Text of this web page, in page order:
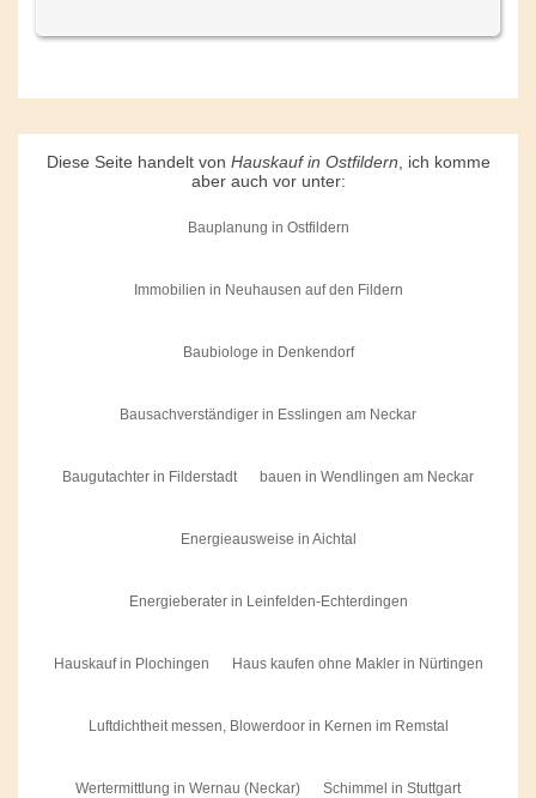
Diese Seite handelt von Hauskauf in Ostfildern , ich komme
aber auch vor unter:
Bauplanung in Ostfildern
Immobilien in Neuhausen auf den Fildern
Baubiologe in Denkendorf
Bausachverständiger in Esslingen am Neckar
Baugutachter in Filderstadt bauen in Wendlingen am Neckar
Energieausweise in Aichtal
Energieberater in Leinfelden-Echterdingen
Hauskauf in Plochingen Haus kaufen ohne Makler in Nürtingen
Luftdichtheit messen, Blowerdoor in Kernen im Remstal
Wertermittlung in Wernau (Neckar) Schimmel in Stuttgart